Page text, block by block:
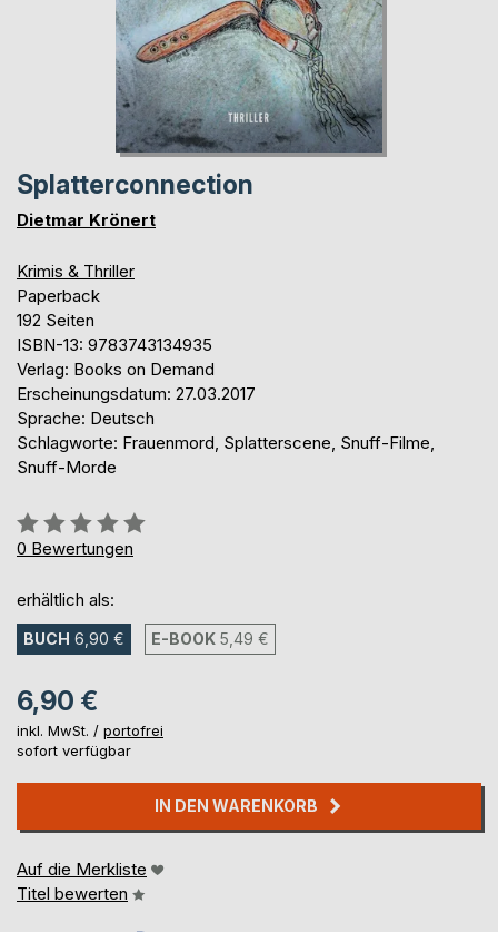
Splatterconnection
Dietmar Krönert
Krimis & Thriller
Paperback
192 Seiten
ISBN-13: 9783743134935
Verlag: Books on Demand
Erscheinungsdatum: 27.03.2017
Sprache: Deutsch
Schlagworte: Frauenmord, Splatterscene, Snuff-Filme,
Snuff-Morde
Bewertung::
0%
0 Bewertungen
erhältlich als:
BUCH 6,90 € E-BOOK 5,49 €
6,90 €
inkl. MwSt. / portofrei
sofort verfügbar
IN DEN WARENKORB
Auf die Merkliste
Titel bewerten